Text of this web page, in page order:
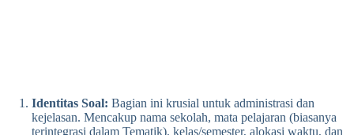
Identitas Soal: Bagian ini krusial untuk administrasi dan
kejelasan. Mencakup nama sekolah, mata pelajaran (biasanya
terintegrasi dalam Tematik), kelas/semester, alokasi waktu, dan